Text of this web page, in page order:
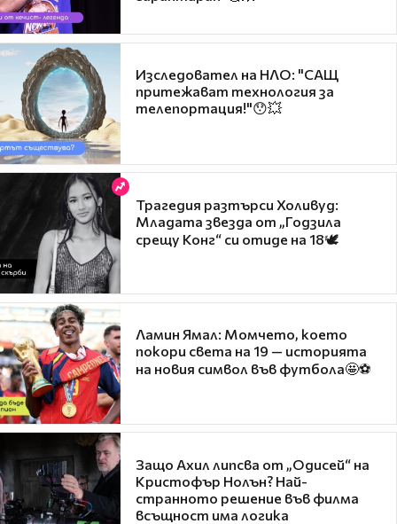
Изследовател на НЛО: "САЩ
притежават технология за
телепортация!"😯💥
Трагедия разтърси Холивуд:
Младата звезда от „Годзила
срещу Конг“ си отиде на 18🕊️
Ламин Ямал: Момчето, което
покори света на 19 — историята
на новия символ във футбола🤩⚽
Защо Ахил липсва от „Одисей“ на
Кристофър Нолън? Най-
странното решение във филма
всъщност има логика